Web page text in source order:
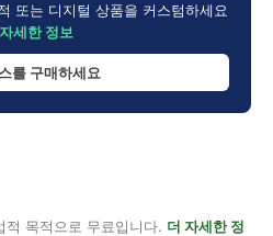
또는 디지털 상품을 커스텀하세요
세한 정보
를 구매하세요
적 목적으로 무료입니다. 더 자세한 정